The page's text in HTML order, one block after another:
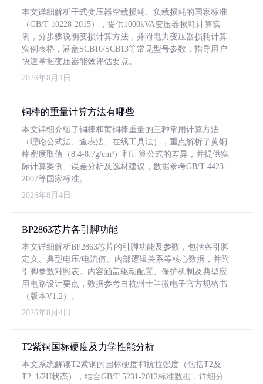
本文详细解析干式变压器空载损耗、负载损耗的国家标准
（GB/T 10228-2015），提供1000kVA变压器损耗计算实
例，分步骤说明变损计算方法，并附电力变压器损耗计算
实例表格，涵盖SCB10/SCB13等常见型号参数，指导用户
快速掌握变压器能效评估要点。
2026年8月4日
铜棒的重量计算方法有哪些
本文详细介绍了铜棒和黄铜棒重量的三种常用计算方法
（理论公式法、查表法、在线工具法），重点解析了黄铜
棒密度取值（8.4-8.7g/cm³）和计算公式的差异，并提供实
际计算案例、误差分析及选材建议，数据参考GB/T 4423-
2007等国家标准。
2026年8月4日
BP2863芯片各引脚功能
本文详细解析BP2863芯片的引脚功能及参数，包括各引脚
定义、典型电压/电流值、内部逻辑关系等核心数据，并附
引脚参数对照表。内容涵盖驱动配置、保护机制及典型应
用电路设计要点，数据参考自杭州士兰微电子官方规格书
（版本V1.2）。
2026年8月4日
T2紫铜国标硬度及力学性能分析
本文系统解读T2紫铜的国标硬度和抗拉强度（包括T2及
T2_1/2H状态），结合GB/T 5231-2012标准数据，详细分